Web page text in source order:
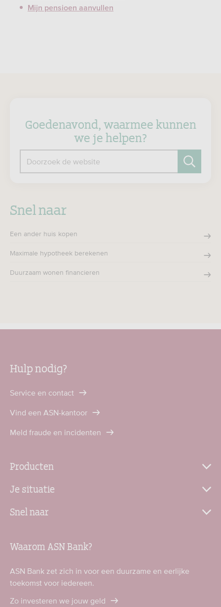
Mijn pensioen aanvullen
Goedenavond, waarmee kunnen
we je helpen?
Doorzoek de website
Snel naar
Een ander huis kopen
Maximale hypotheek berekenen
Duurzaam wonen financieren
Hulp nodig?
Service en contact
Vind een ASN-kantoor
Meld fraude en incidenten
Producten
Je situatie
Snel naar
Waarom ASN Bank?
ASN Bank zet zich in voor een duurzame en eerlijke
toekomst voor iedereen.
Zo investeren we jouw geld